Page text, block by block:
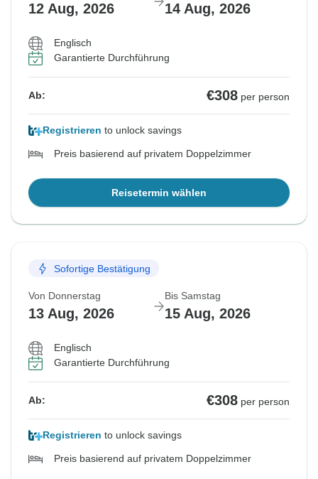
12 Aug, 2026 14 Aug, 2026
Englisch
Garantierte Durchführung
Ab: €308 per person
Registrieren to unlock savings
Preis basierend auf privatem Doppelzimmer
Reisetermin wählen
Sofortige Bestätigung
Von Donnerstag
13 Aug, 2026
Bis Samstag
15 Aug, 2026
Englisch
Garantierte Durchführung
Ab: €308 per person
Registrieren to unlock savings
Preis basierend auf privatem Doppelzimmer